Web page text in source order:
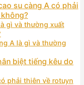
su càng A có phải
gì và thường xuất
A là gì và thường
biệt tiếng kêu do
phải thiên về rotuyn